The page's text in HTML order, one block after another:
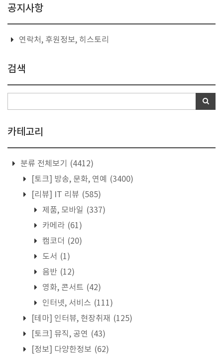
공지사항
연락처, 후원정보, 히스토리
검색
카테고리
분류 전체보기
(4412)
[토크] 방송, 문화, 연예
(3400)
[리뷰] IT 리뷰 (585)
제품, 모바일 (337)
카메라 (61)
캠코더 (20)
도서 (1)
음반 (12)
영화, 콘서트 (42)
인터넷, 서비스 (111)
[테마] 인터뷰, 현장취재 (125)
[토크] 뮤직, 공연 (43)
[정보] 다양한정보 (62)